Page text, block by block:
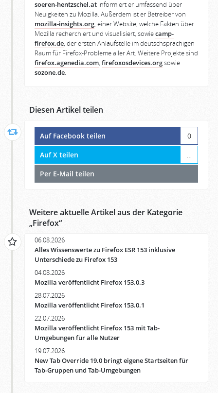
soeren-hentzschel.at informiert er umfassend über
Neuigkeiten zu Mozilla. Außerdem ist er Betreiber von
mozilla-insights.org, einer Website, welche Fakten über
Mozilla recherchiert und visualisiert, sowiecamp-
firefox.de, der ersten Anlaufstelle im deutschsprachigen
Raum für Firefox-Probleme aller Art. Weitere Projekte sind
firefox.agenedia.com, firefoxosdevices.orgsowie
sozone.de.
Diesen Artikel teilen
Auf Facebook teilen 0
Auf X teilen …
Per E-Mail teilen
Weitere aktuelle Artikel aus der Kategorie
„Firefox“
06.08.2026
Alles Wissenswerte zu Firefox ESR 153 inklusive
Unterschiede zu Firefox 153
04.08.2026
Mozilla veröffentlicht Firefox 153.0.3
28.07.2026
Mozilla veröffentlicht Firefox 153.0.1
22.07.2026
Mozilla veröffentlicht Firefox 153 mit Tab-
Umgebungen für alle Nutzer
19.07.2026
New Tab Override 19.0 bringt eigene Startseiten für
Tab-Gruppen und Tab-Umgebungen